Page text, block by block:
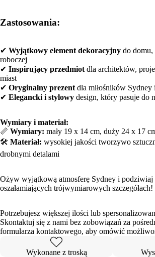
Zastosowania:
✔ Wyjątkowy element dekoracyjny do domu,
roboczej
✔ Inspirujący przedmiot dla architektów,
miast
✔ Oryginalny prezent dla miłośników Sydney
✔ Elegancki i stylowy design, który pasuje do
Wymiary i materiał:
📏 Wymiary: mały 19 x 14 cm, duży 24 x 17
🛠️ Materiał: wysokiej jakości tworzywo
drobnymi detalami
Ożyw wyjątkową atmosferę Sydney i podziwiaj
oszałamiających trójwymiarowych szczegółach!
Potrzebujesz większej ilości lub
Skontaktuj się z nami bez zobowiązań za
formularza kontaktowego, aby omówić
Wykonane z troską